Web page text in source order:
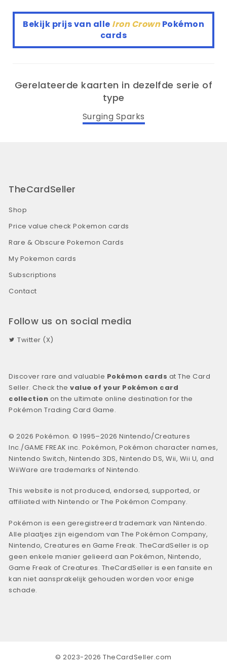
Bekijk prijs van alle Iron CrownPokémon
cards
Gerelateerde kaarten in dezelfde serie of
type
Surging Sparks
TheCardSeller
Shop
Price value check Pokemon cards
Rare & Obscure Pokemon Cards
My Pokemon cards
Subscriptions
Contact
Follow us on social media
Twitter (X)
Discover rare and valuable Pokémon cards at The Card
Seller. Check thevalue of your Pokémon card
collection on the ultimate online destination for the
Pokémon Trading Card Game.
© 2026 Pokémon. © 1995–2026 Nintendo/Creatures
Inc./GAME FREAK inc. Pokémon, Pokémon character names,
Nintendo Switch, Nintendo 3DS, Nintendo DS, Wii, Wii U, and
WiiWare are trademarks of Nintendo.
This website is not produced, endorsed, supported, or
affiliated with Nintendo or The Pokémon Company.
Pokémon is een geregistreerd trademark van Nintendo.
Alle plaatjes zijn eigendom van The Pokémon Company,
Nintendo, Creatures en Game Freak. TheCardSeller is op
geen enkele manier gelieerd aan Pokémon, Nintendo,
Game Freak of Creatures. TheCardSeller is een fansite en
kan niet aansprakelijk gehouden worden voor enige
schade.
© 2023-2026 TheCardSeller.com